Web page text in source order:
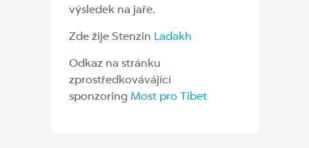
výsledek na jaře.
Zde žije Stenzin Ladakh
Odkaz na stránku
zprostředkovávájící
sponzoring Most pro Tibet